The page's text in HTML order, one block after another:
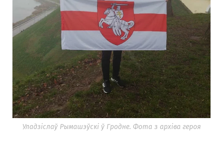
Уладзіслаў Рымашэўскі ў Гродне. Фота з архіва героя